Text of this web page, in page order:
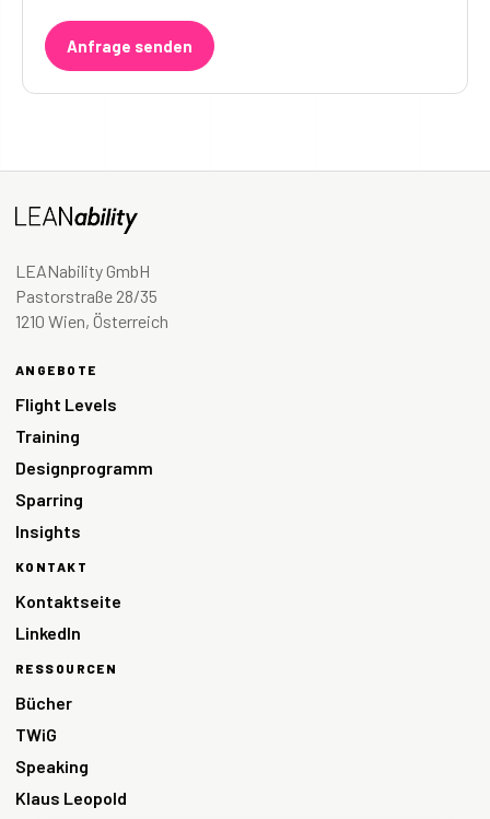
Anfrage senden
LEANability GmbH
Pastorstraße 28/35
1210 Wien, Österreich
ANGEBOTE
Flight Levels
Training
Designprogramm
Sparring
Insights
KONTAKT
Kontaktseite
LinkedIn
RESSOURCEN
Bücher
TWiG
Speaking
Klaus Leopold